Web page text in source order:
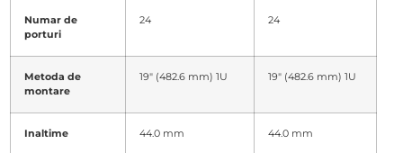
Numar de
porturi
24 24
Metoda de
montare
19″ (482.6 mm) 1U 19″ (482.6 mm) 1U
Inaltime 44.0 mm 44.0 mm